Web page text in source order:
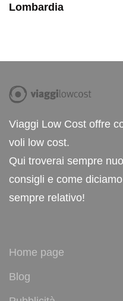
Lombardia
Viaggi Low Cost offre
voli low cost.
Qui troverai sempre
consigli e come
sempre relativo!
Home page
Blog